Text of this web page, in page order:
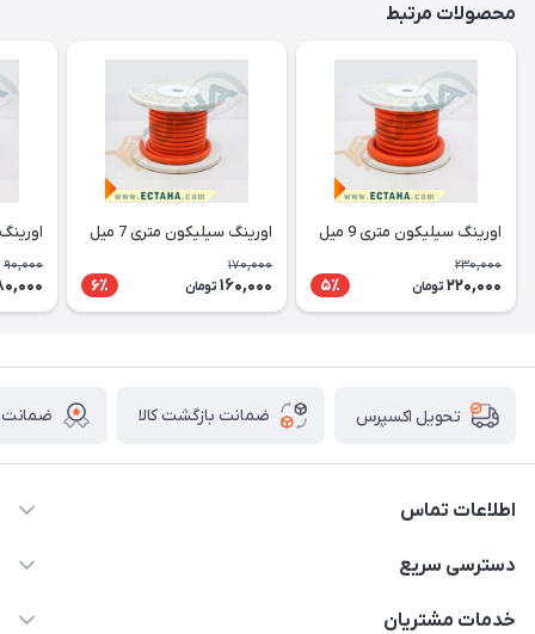
محصولات مرتبط
اورینگ سیلیکون متری 9 میل
230,000
220,000 تومان 5٪
اورینگ سیلیکون متری 7 میل
170,000
160,000 تومان 6٪
اورینگ
90,000
تحویل اکسپرس ضمانت بازگشت کالا ضمانت
اطلاعات تماس
09371115700
دسترسی سریع
حساب کاربری
خدمات مشتریان